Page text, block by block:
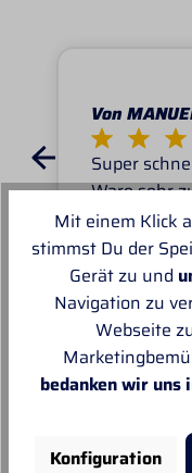
Von
Super
Ware.sehr
Unsere
Mit einem Klick
stimmst Du der
Gerät zu und
Navigation zu
Webseite
bedanken wir uns
Konfiguration